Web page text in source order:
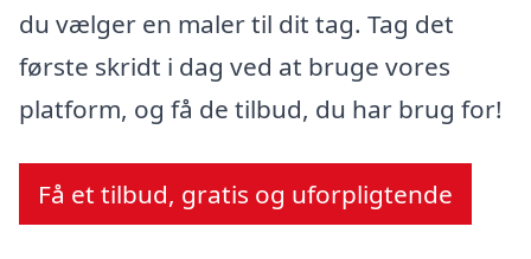
du vælger en maler til dit tag. Tag det
første skridt i dag ved at bruge vores
platform, og få de tilbud, du har brug for!
Få et tilbud, gratis og uforpligtende